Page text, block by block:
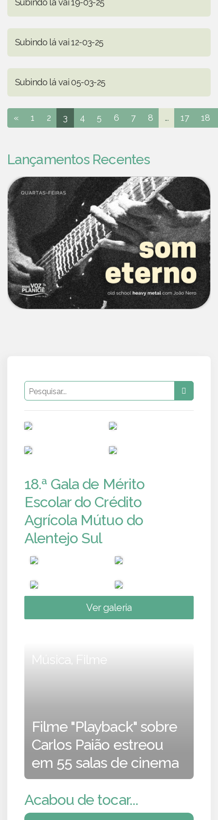
Subindo lá vai 19-03-25
Subindo lá vai 12-03-25
Subindo lá vai 05-03-25
« 1 2 3 4 5 6 7 8 ... 17 18
Lançamentos Recentes
18.ª Gala de Mérito
Escolar do Crédito
Agrícola Mútuo do
Alentejo Sul
Ver galeria
Música, Filme
Filme "Playback" sobre
Carlos Paião estreou
em 55 salas de cinema
Acabou de tocar...